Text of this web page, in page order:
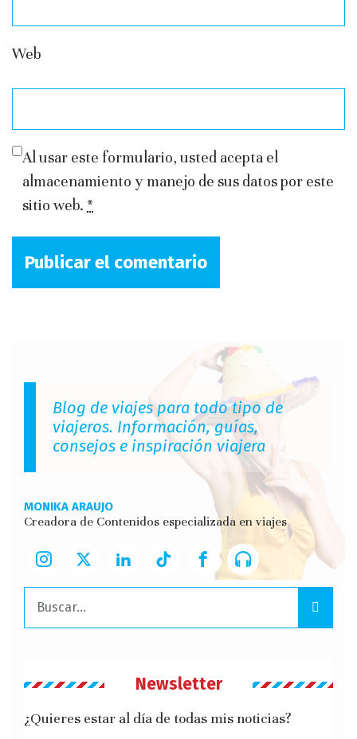
Web
Al usar este formulario, usted acepta el
almacenamiento y manejo de sus datos por este
sitio web. *
Blog de viajes para todo tipo de
viajeros. Información, guías,
consejos e inspiración viajera
MONIKA ARAUJO
Creadora de Contenidos especializada en viajes
Buscar:
Newsletter
¿Quieres estar al día de todas mis noticias?